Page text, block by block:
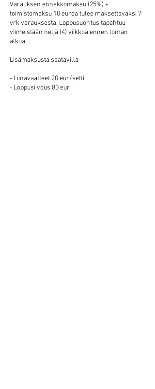
Varauksen ennakkomaksu (25%) +
toimistomaksu 10 euroa tulee maksettavaksi 7
vrk varauksesta. Loppusuoritus tapahtuu
viimeistään neljä (4) viikkoa ennen loman
alkua.
Lisämaksusta saatavilla
- Liinavaatteet 20 eur/setti
- Loppusiivous 80 eur